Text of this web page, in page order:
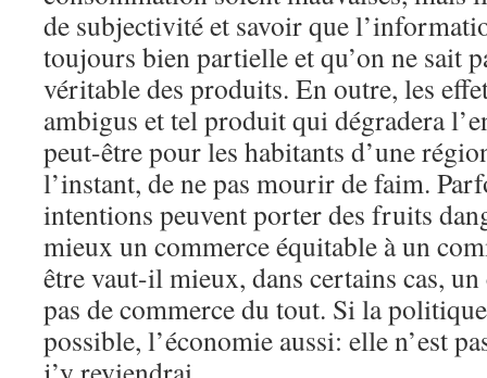
de subjectivité et savoir que
toujours bien partielle et qu’on ne sait
véritable des produits. En outre, les
ambigus et tel produit qui dégradera
peut-être pour les habitants d’une
l’instant, de ne pas mourir de faim.
intentions peuvent porter des fruits
mieux un commerce équitable à un
être vaut-il mieux, dans certains cas,
pas de commerce du tout. Si la
possible, l’économie aussi: elle n’est